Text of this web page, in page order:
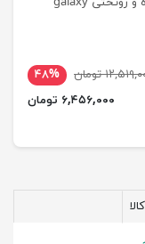
تومان
۴۸%
۶,۴۵۶,۰۰۰ تومان